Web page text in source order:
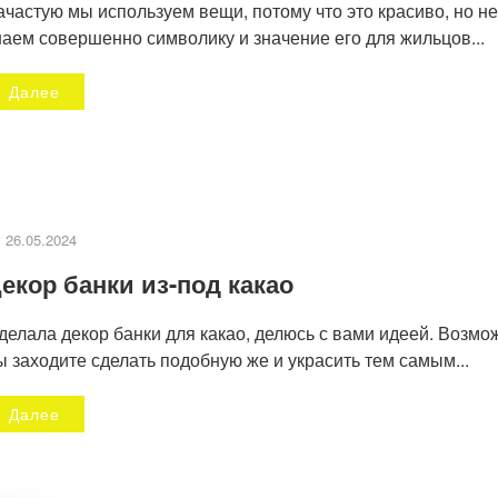
мы используем вещи, потому что это красиво, но не
совершенно символику и значение его для жильцов...
Далее
26.05.2024
банки из-под какао
декор банки для какао, делюсь с вами идеей.
заходите сделать подобную же и украсить тем самым...
Далее